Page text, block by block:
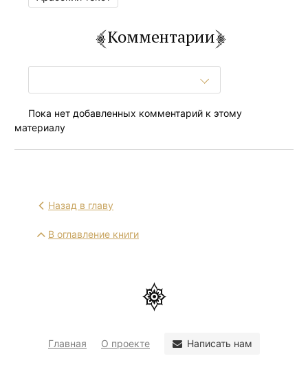
Комментарии
Пока нет добавленных комментарий к этому
материалу
Назад в главу
В оглавление книги
Главная О проекте Написать нам